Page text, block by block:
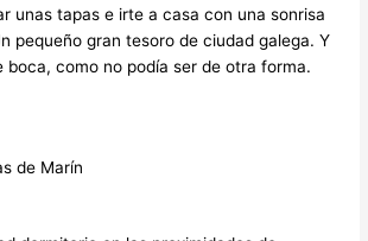
unas tapas e irte a casa con una sonrisa
pequeño gran tesoro de ciudad galega. Y
boca, como no podía ser de otra forma.
de Marín